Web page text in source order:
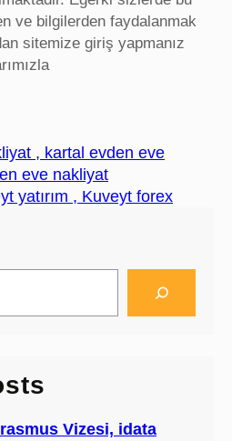
ve bilgilerden faydalanmak
sitemize giriş yapmanız
, kartal evden eve
eve nakliyat
yatırım , Kuveyt forex
Vizesi, idata